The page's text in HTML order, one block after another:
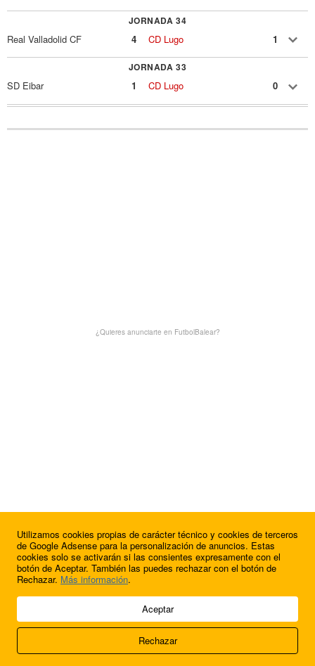
JORNADA 34
Real Valladolid CF 4 CD Lugo 1
JORNADA 33
SD Eibar 1 CD Lugo 0
¿Quieres anunciarte en FutbolBalear?
¿Quieres anunciarte en FutbolBalear?
© 2009 - 2026 Soluciones Corporativas IP, SL.
Acerca de nosotros
FútbolBalear
Utilizamos cookies propias de carácter técnico y cookies de terceros
de Google Adsense para la personalización de anuncios. Estas
cookies solo se activarán si las consientes expresamente con el
botón de Aceptar. También las puedes rechazar con el botón de
Rechazar. Más información.
Aceptar
Rechazar